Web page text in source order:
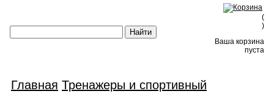
(
)
Ваша корзина
пуста
Главная Тренажеры и спортивный